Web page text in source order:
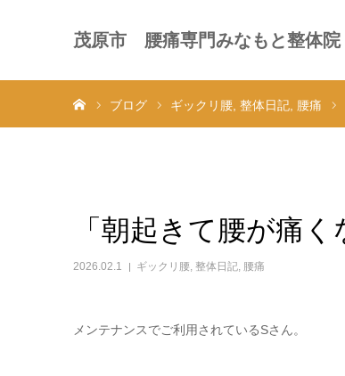
茂原市 腰痛専門みなもと整体院
ブログ ギックリ腰 整体日記 腰痛
「朝起きて腰が痛く
2026.02.1 ギックリ腰, 整体日記, 腰痛
メンテナンスでご利用されているSさん。